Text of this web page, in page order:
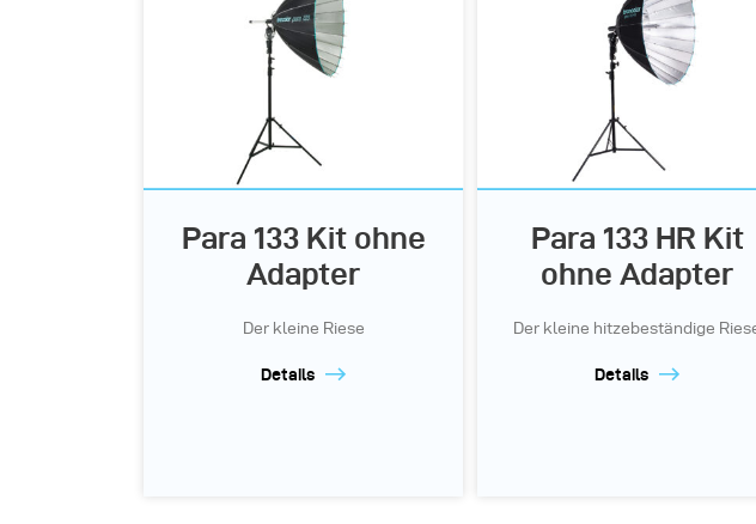
Para 133 Kit ohne
Adapter
Der kleine Riese
Details
Para 133 HR Kit
ohne Adapter
Der kleine hitzebeständige
Details